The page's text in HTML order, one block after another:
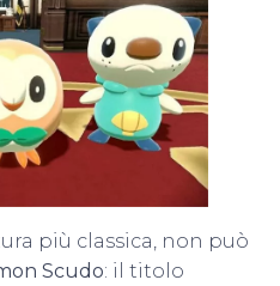
più classica, non può
Scudo: il titolo